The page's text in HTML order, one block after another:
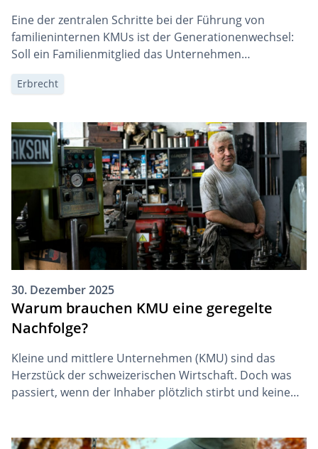
Eine der zentralen Schritte bei der Führung von
familieninternen KMUs ist der Generationenwechsel:
Soll ein Familienmitglied das Unternehmen
übernehmen oder ist eine externe Person
vorzuziehen? Beide Wege haben ihre Berechtigung.
ehrliche Antworten auf schwierige Fragen.
Erbrecht
30. Dezember 2025
Warum brauchen KMU eine geregelte
Nachfolge?
Kleine und mittlere Unternehmen (KMU) sind das
Herzstück der schweizerischen Wirtschaft. Doch was
passiert, wenn der Inhaber plötzlich stirbt und keine
Mitarbeitende und das Unternehmen selbst